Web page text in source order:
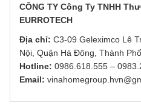
CÔNG TY Công Ty TNHH
EURROTECH
Địa chỉ: C3-09 Geleximco Lê
Nội, Quận Hà Đông, Thành
Hotline: 0986.618.555 –
Email: